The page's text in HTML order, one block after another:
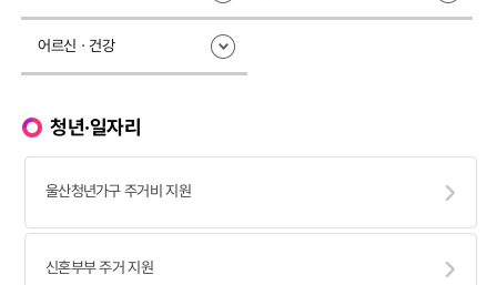
어르신ㆍ건강
청년·일자리
울산청년가구 주거비 지원
신혼부부 주거 지원